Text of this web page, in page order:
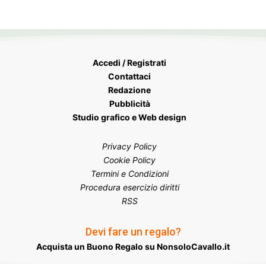
Accedi / Registrati
Contattaci
Redazione
Pubblicità
Studio grafico e Web design
Privacy Policy
Cookie Policy
Termini e Condizioni
Procedura esercizio diritti
RSS
Devi fare un regalo?
Acquista un Buono Regalo su NonsoloCavallo.it